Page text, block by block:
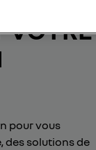
VOTRE
pour vous
des solutions de